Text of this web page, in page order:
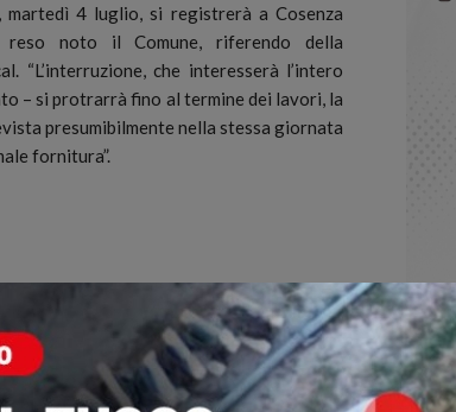
martedì 4 luglio, si registrerà a Cosenza
noto il Comune, riferendo della
“L’interruzione, che interesserà l’intero
– si protrarrà fino al termine dei lavori, la
presumibilmente nella stessa giornata
fornitura”.